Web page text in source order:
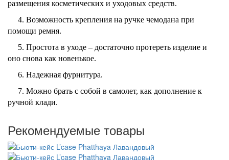
размещения косметических и уходовых средств.
4. Возможность крепления на ручке чемодана при
помощи ремня.
5. Простота в уходе – достаточно протереть изделие и
оно снова как новенькое.
6. Надежная фурнитура.
7. Можно брать с собой в самолет, как дополнение к
ручной клади.
Рекомендуемые товары